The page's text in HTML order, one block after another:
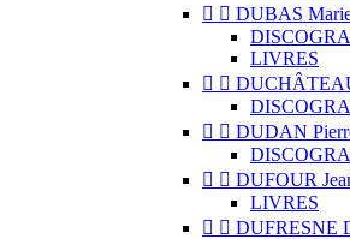
  DUBAS
LIVRES
 
  DUDAN
  DUFOUR
LIVRES
  DUFRESNE